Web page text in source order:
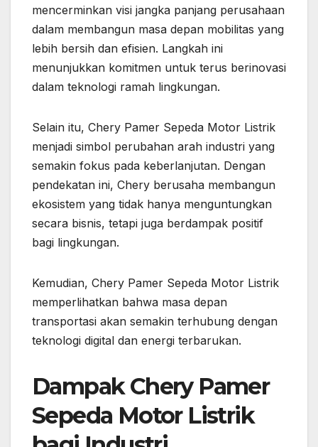
mencerminkan visi jangka panjang perusahaan
dalam membangun masa depan mobilitas yang
lebih bersih dan efisien. Langkah ini
menunjukkan komitmen untuk terus berinovasi
dalam teknologi ramah lingkungan.
Selain itu, Chery Pamer Sepeda Motor Listrik
menjadi simbol perubahan arah industri yang
semakin fokus pada keberlanjutan. Dengan
pendekatan ini, Chery berusaha membangun
ekosistem yang tidak hanya menguntungkan
secara bisnis, tetapi juga berdampak positif
bagi lingkungan.
Kemudian, Chery Pamer Sepeda Motor Listrik
memperlihatkan bahwa masa depan
transportasi akan semakin terhubung dengan
teknologi digital dan energi terbarukan.
Dampak Chery Pamer
Sepeda Motor Listrik